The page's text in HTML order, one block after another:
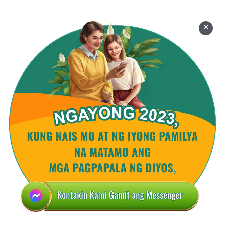
lahat. Ngayon, sa paningin ng Makapangyarihan sa
lahat, ako ay kinaluguran Niya, at sa wakas ay
nadama ko na ang pagiging kaibig-ibig ng Diyos. Sa
wakas ay natuklasan ko na hindi minamahal ng
sangkatauhan ang Diyos dahil lang nilikha Niya ang
lahat ng bagay; sa aking pang-araw-araw na buhay,
natagpuan ko ang Kanyang walang-hanggang
pagiging kaibig-ibig. Paano iyon magiging limitado
sa kung ano ang nakikita ngayon?” Sa paglipas ng
panahon, marami ring kaibig-ibig na bagay ang
nakita kay Pedro. Naging napakamasunurin niya
kay Jesus, at siyempre, nagdanas din siya ng ilang
problema. Kapag isinasama siya ni Jesus para
mangaral sa iba’t-ibang lugar, laging